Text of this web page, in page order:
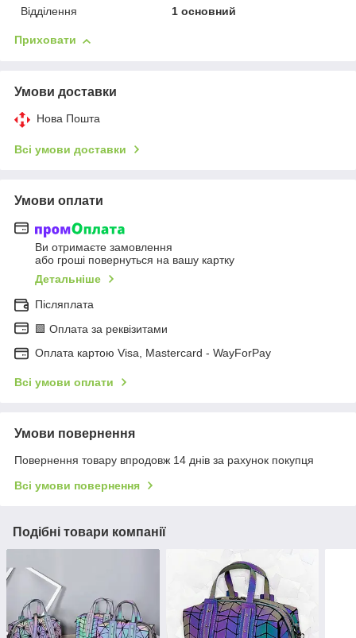
Відділення
1 основний
Приховати
Умови доставки
Нова Пошта
Всі умови доставки
Умови оплати
Ви отримаєте замовлення
або гроші повернуться на вашу картку
Детальніше
Післяплата
🟩 Оплата за реквізитами
Оплата картою Visa, Mastercard - WayForPay
Всі умови оплати
Умови повернення
Повернення товару впродовж 14 днів за рахунок покупця
Всі умови повернення
Подібні товари компанії